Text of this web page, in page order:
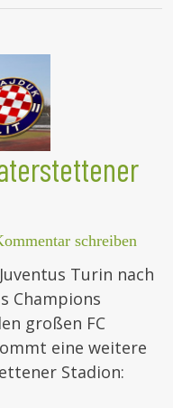
schreiben
Turin nach
Champions
großen FC
eine weitere
Stadion: